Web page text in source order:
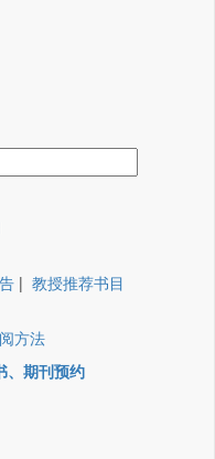
| 教授推荐书目
方法
、期刊预约